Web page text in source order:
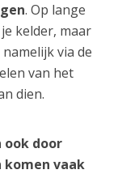
. Op lange
kelder, maar
via de
van het
dien.
ook door
komen vaak